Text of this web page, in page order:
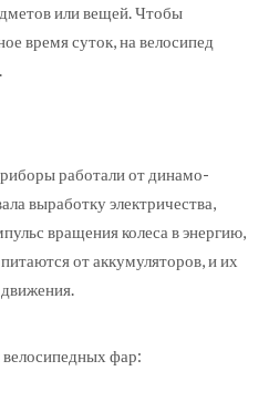
или вещей. Чтобы
время суток, на велосипед
.
работали от динамо-
выработку электричества,
вращения колеса в энергию,
от аккумуляторов, и их
движения.
фар: